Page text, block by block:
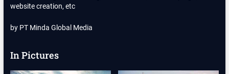
website creation, etc
by PT Minda Global Media
In Pictures